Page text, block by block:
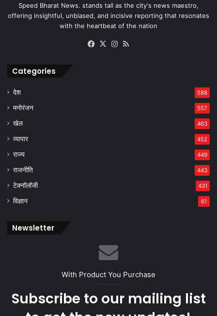
Speed Bharat News. stands tall as the city's news maestro,
offering insightful, unbiased, and incisive reporting that resonates
with the heartbeat of the nation
Facebook
X Instagram
Categories
देश 588
मनोरंजन 557
खेल 463
व्यापार 452
राज्य 449
राजनीति 443
टेक्नॉलॉजी 431
विज्ञान 61
Newsletter
With Product You Purchase
Subscribe to our mailing list